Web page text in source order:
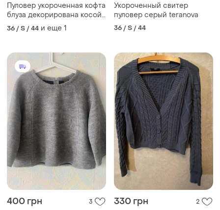
Пуловер укороченная кофта
блуза декорирована косой
косичкой
36 / S / 44 и еще 1
Укороченный свитер
пуловер серый teranova
36 / S / 44
400 грн 3 330 грн 2